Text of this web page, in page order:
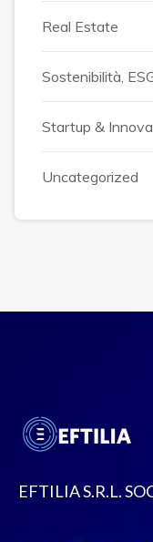
Real Estate
Sostenibilità,
Startup &
Uncategorized
EFTILIA S.R.L.